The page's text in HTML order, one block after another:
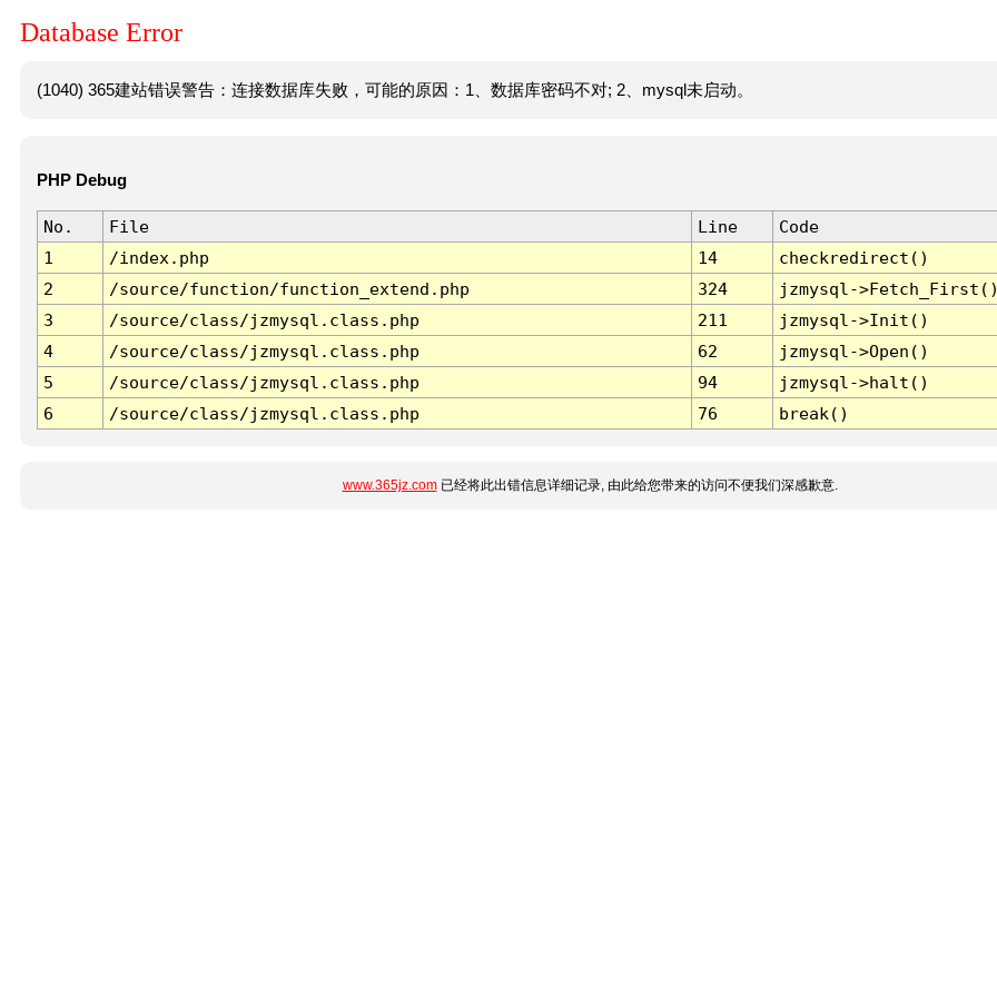
Database Error
(1040) 365建站错误警告：连接数据库失败，可能的原因：1、数据库密码不对; 2、mysql未启动。
PHP Debug
No. File Line
Code
1
/index.php 14
checkredirect()
2
/source/function/function_extend.php 324
jzmysql-
3
/source/class/jzmysql.class.php 211
jzmysql->Init()
4
/source/class/jzmysql.class.php 62
jzmysql->Open()
5
/source/class/jzmysql.class.php 94
jzmysql->halt()
6
/source/class/jzmysql.class.php 76 break()
www.365jz.com已经将此出错信息详细记录, 由此给您带来的访问不便我们深感歉意.